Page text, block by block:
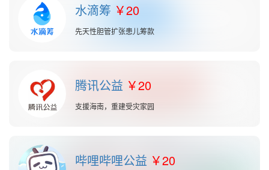
水滴筹 20
先天性胆管扩张患儿筹款
腾讯公益 20
支援海南，重建受灾家园
哔哩哔哩公益 20